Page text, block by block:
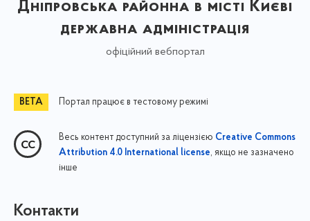
Дніпровська районна в місті Києві
державна адміністрація
офіційний вебпортал
Портал працює в тестовому режимі
Весь контент доступний за ліцензією Creative Commons
Attribution 4.0 International license, якщо не зазначено
інше
Контакти